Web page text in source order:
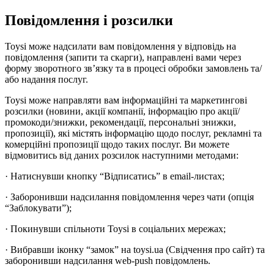
Повідомлення і розсилки
Toysi може надсилати вам повідомлення у відповідь на
повідомлення (запити та скарги), направлені вами через
форму зворотного зв’язку та в процесі обробки замовлень та/
або надання послуг.
Toysi може направляти вам інформаційні та маркетингові
розсилки (новини, акції компанії, інформацію про акції/
промокоди/знижки, рекомендації, персональні знижки,
пропозиції), які містять інформацію щодо послуг, рекламні та
комерційні пропозиції щодо таких послуг. Ви можете
відмовитись від даних розсилок наступними методами:
· Натиснувши кнопку “Відписатись” в email-листах;
· Заборонивши надсилання повідомлення через чати (опція
“Заблокувати”);
· Покинувши спільноти Toysi в соціальних мережах;
· Вибравши іконку “замок” на toysi.ua (Свідчення про сайт) та
заборонивши надсилання web-push повідомлень.